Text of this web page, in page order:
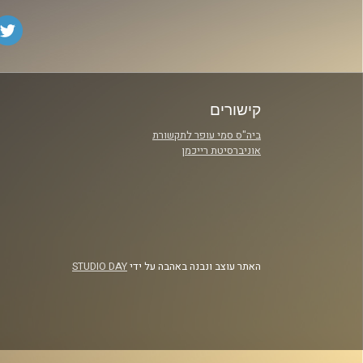
קישורים
ביה"ס סמי עופר לתקשורת
אוניברסיטת רייכמן
האתר עוצב ונבנה באהבה על ידיSTUDIO DAY